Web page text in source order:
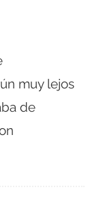
muy lejos
de